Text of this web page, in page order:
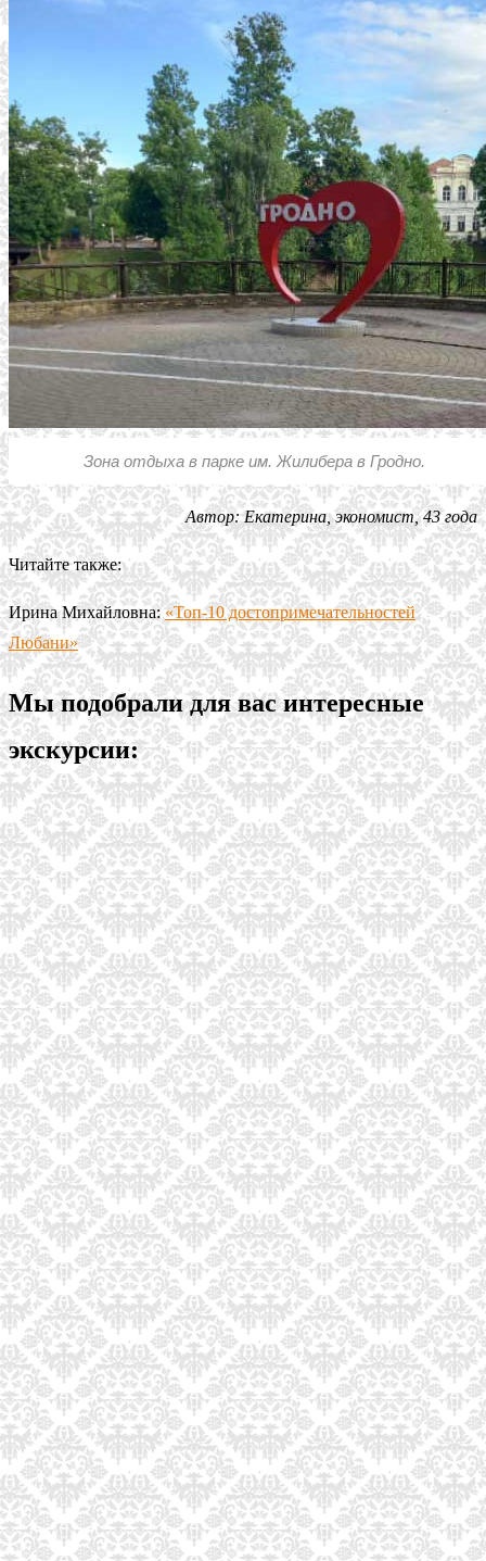
Зона отдыха в парке им. Жилибера в Гродно.
Автор: Екатерина, экономист, 43 года
Читайте также:
Ирина Михайловна:«Топ-10 достопримечательностей
Любани»
Мы подобрали для вас интересные
экскурсии: